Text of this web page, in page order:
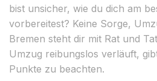
bist unsicher, wie du dich am
vorbereitest? Keine Sorge,
Bremen steht dir mit Rat und
Umzug reibungslos verläuft,
Punkte zu beachten.